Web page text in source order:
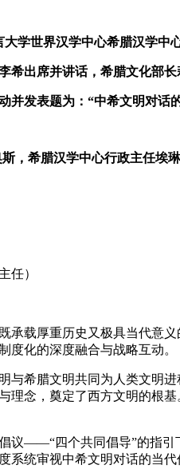
学世界汉学中心希腊汉学
出席并讲话，希腊文化部长
并发表题为：“中希文明对话
，希腊汉学中心行政主任埃
任）
载厚重历史又极具当代意义
度化的深度融合与战略互动。
希腊文明共同为人类文明进
理念，奠定了西方文明的根
——“四个共同倡导”的指引
系统审视中希文明对话的当代